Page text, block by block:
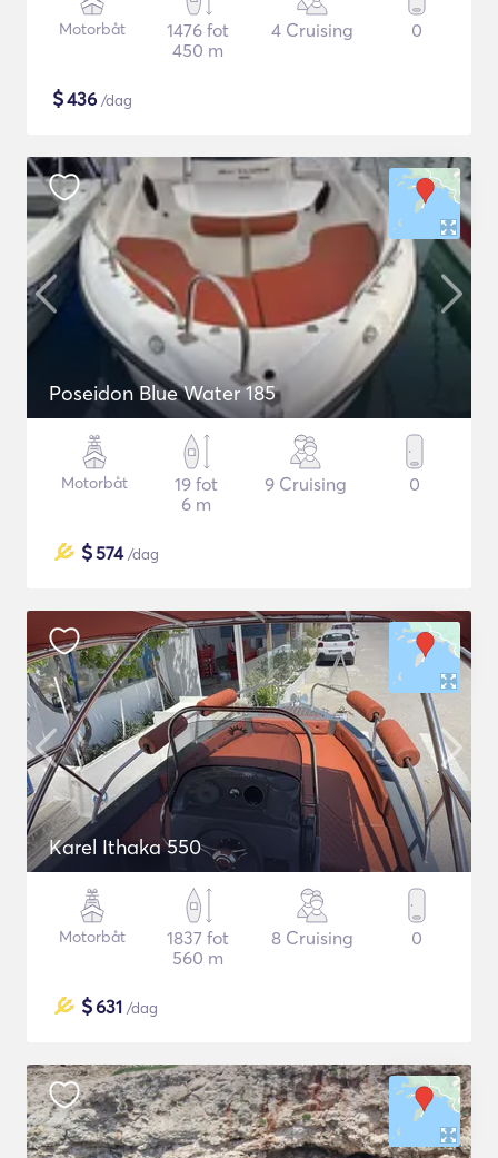
Motorbåt
1476 fot
450 m
4 Cruising 0
$436 /dag
Poseidon Blue Water 185
Motorbåt
19 fot
6 m
9 Cruising 0
$574/dag
Karel Ithaka 550
Motorbåt
1837 fot
560 m
8 Cruising 0
$631 /dag